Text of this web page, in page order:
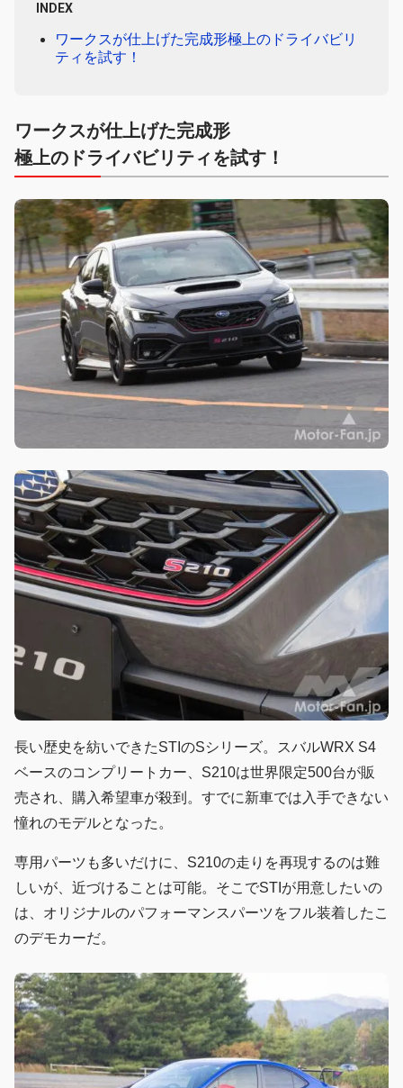
INDEX
ワークスが仕上げた完成形極上のドライバビリ
ティを試す！
ワークスが仕上げた完成形
極上のドライバビリティを試す！
長い歴史を紡いできたSTIのSシリーズ。スバルWRX S4
ベースのコンプリートカー、S210は世界限定500台が販
売され、購入希望車が殺到。すでに新車では入手できない
憧れのモデルとなった。
専用パーツも多いだけに、S210の走りを再現するのは難
しいが、近づけることは可能。そこでSTIが用意したいの
は、オリジナルのパフォーマンスパーツをフル装着したこ
のデモカーだ。